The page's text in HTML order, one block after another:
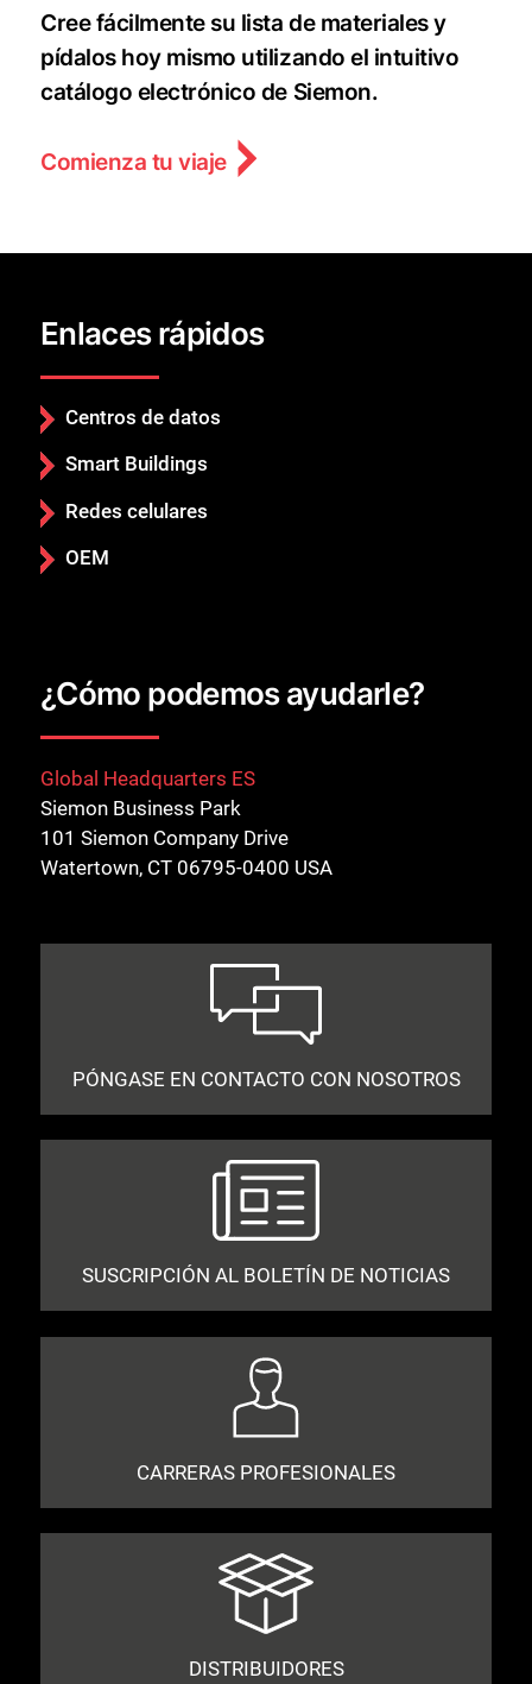
Cree fácilmente su lista de materiales y
pídalos hoy mismo utilizando el intuitivo
catálogo electrónico de Siemon.
Comienza tu viaje
Enlaces rápidos
Centros de datos
Smart Buildings
Redes celulares
OEM
¿Cómo podemos ayudarle?
Global Headquarters ES
Siemon Business Park
101 Siemon Company Drive
Watertown, CT 06795-0400 USA
PÓNGASE EN CONTACTO CON NOSOTROS
SUSCRIPCIÓN AL BOLETÍN DE NOTICIAS
CARRERAS PROFESIONALES
DISTRIBUIDORES